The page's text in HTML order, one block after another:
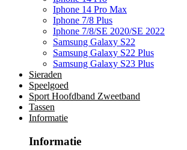
Iphone 14 Pro Max
Iphone 7/8 Plus
Iphone 7/8/SE 2020/SE 2022
Samsung Galaxy S22
Samsung Galaxy S22 Plus
Samsung Galaxy S23 Plus
Sieraden
Speelgoed
Sport Hoofdband Zweetband
Tassen
Informatie
Informatie